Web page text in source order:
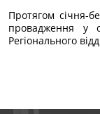
Протягом січня-
провадження у
Регіонального